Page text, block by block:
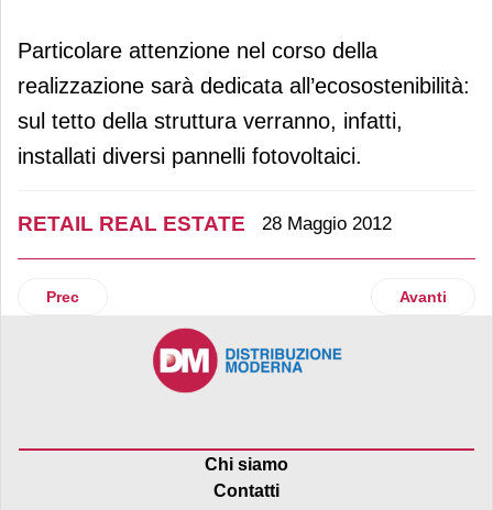
Particolare attenzione nel corso della
realizzazione sarà dedicata all’ecosostenibilità:
sul tetto della struttura verranno, infatti,
installati diversi pannelli fotovoltaici.
RETAIL REAL ESTATE 28 Maggio 2012
Articolo precedente: Al via la joint venture China Designer
Prec Articolo
Avanti
Chi siamo
Contatti